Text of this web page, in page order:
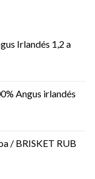
Irlandés 1,2 a
Angus irlandés
/ BRISKET RUB